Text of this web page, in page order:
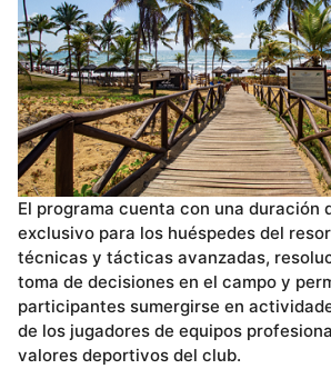
El programa cuenta con una duración
exclusivo para los huéspedes del
técnicas y tácticas avanzadas,
toma de decisiones en el campo y
participantes sumergirse en
de los jugadores de equipos
valores deportivos del club.